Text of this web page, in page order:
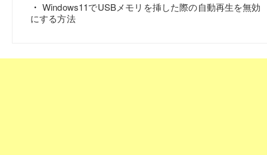
Windows11でUSBメモリを挿した際の自動再生を無効
にする方法